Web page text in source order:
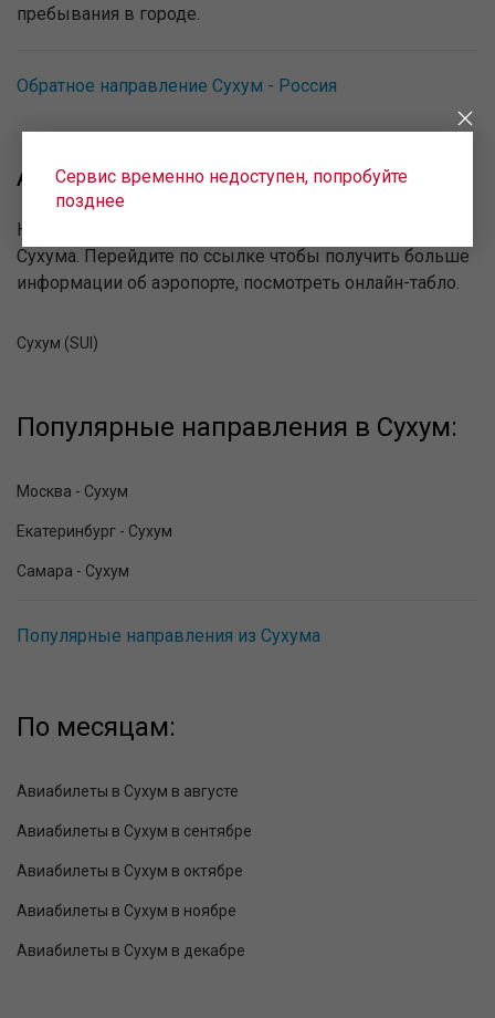
пребывания в городе.
Обратное направление Сухум - Россия
Аэропорты Сухума:
Ниже представлена информация об аэропортах
Сухума. Перейдите по ссылке чтобы получить больше
информации об аэропорте, посмотреть онлайн-табло.
Сухум (SUI)
Популярные направления в Сухум:
Москва - Сухум
Екатеринбург - Сухум
Самара - Сухум
Популярные направления из Сухума
По месяцам:
Авиабилеты в Сухум в августе
Авиабилеты в Сухум в сентябре
Авиабилеты в Сухум в октябре
Авиабилеты в Сухум в ноябре
Авиабилеты в Сухум в декабре
Сервис временно недоступен, попробуйте
позднее